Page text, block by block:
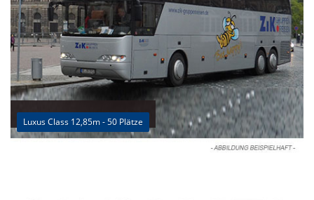
Luxus Class 12,85m - 50 Plätze